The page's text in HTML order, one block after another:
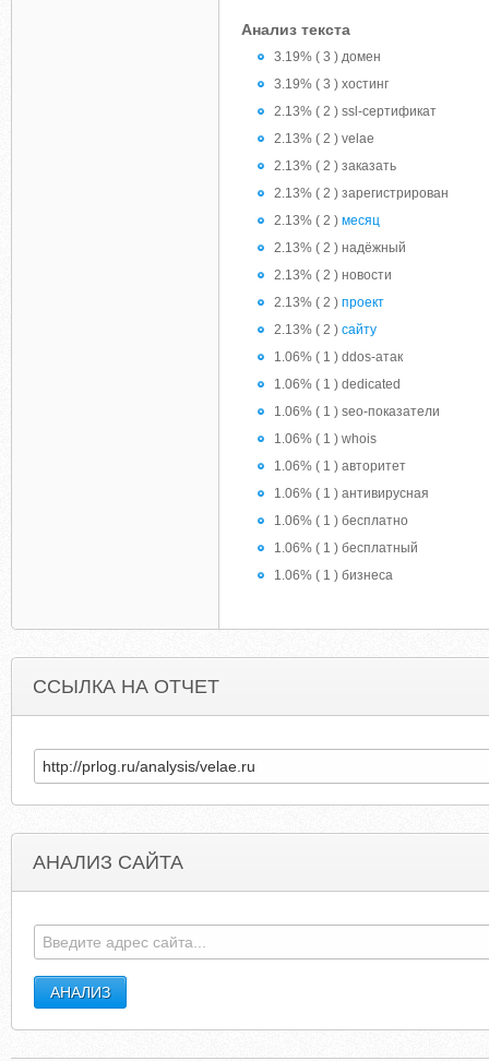
Анализ текста
3.19% ( 3 ) домен
3.19% ( 3 ) хостинг
2.13% ( 2 ) ssl-сертификат
2.13% ( 2 ) velae
2.13% ( 2 ) заказать
2.13% ( 2 ) зарегистрирован
2.13% ( 2 ) месяц
2.13% ( 2 ) надёжный
2.13% ( 2 ) новости
2.13% ( 2 ) проект
2.13% ( 2 ) сайту
1.06% ( 1 ) ddos-атак
1.06% ( 1 ) dedicated
1.06% ( 1 ) seo-показатели
1.06% ( 1 ) whois
1.06% ( 1 ) авторитет
1.06% ( 1 ) антивирусная
1.06% ( 1 ) бесплатно
1.06% ( 1 ) бесплатный
1.06% ( 1 ) бизнеса
ССЫЛКА НА ОТЧЕТ
АНАЛИЗ САЙТА